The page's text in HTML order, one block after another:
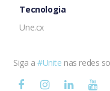
Tecnologia
Une.cx
Siga a#Unite nas redes